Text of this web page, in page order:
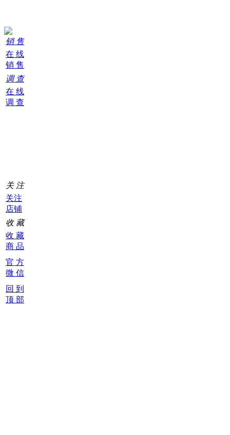
销 售
在 线
销 售
调 查
在 线
调 查
关 注
关注
店铺
收 藏
收 藏
商 品
官 方
微 信
回 到
顶 部